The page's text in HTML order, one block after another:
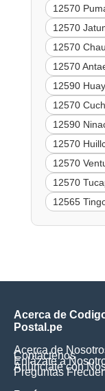
12570
12570
12570
12570
12590
12570
12590
12570
12570
12570
12565
Acerca de
Postal.pe
Acerca de
Contáctenos
Enlázate a
Anúnciate con
Preguntas